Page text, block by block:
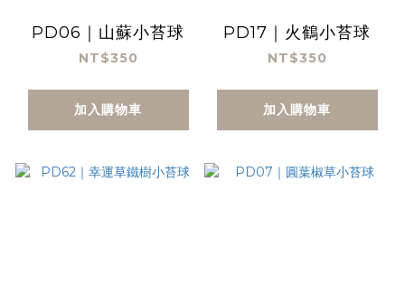
PD06｜山蘇小苔球
NT$350
加入購物車
PD17｜火鶴小苔球
NT$350
加入購物車